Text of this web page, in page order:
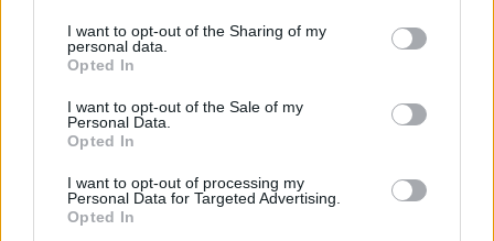
I want to opt-out of the Sharing of my
personal data.
Opted In
I want to opt-out of the Sale of my
Personal Data.
Opted In
I want to opt-out of processing my
Personal Data for Targeted Advertising.
Opted In